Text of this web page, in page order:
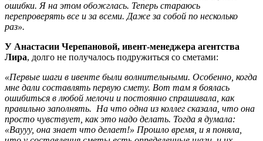
ошибки. Я на этом обожглась. Теперь стараюсь
перепроверять все и за всеми. Даже за собой по несколько
раз».
У Анастасии Черепановой, ивент-менеджера агентства
Лира, долго не получалось подружиться со сметами:
«Первые шаги в ивенте были волнительными. Особенно, когда
мне дали составлять первую смету. Вот там я боялась
ошибиться в любой мелочи и постоянно спрашивала, как
правильно заполнять. На что одна из коллег сказала, что она
просто чувствует, как это надо делать. Тогда я думала:
«Ваууу, она знает что делает!» Прошло время, и я поняла,